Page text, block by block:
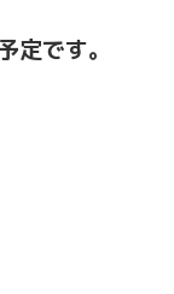
定です。